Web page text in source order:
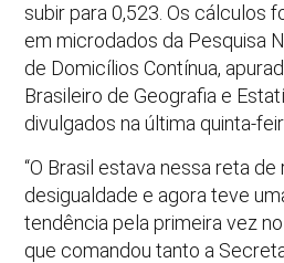
subir para 0,523. Os cálculos
em microdados da Pesquisa
de Domicílios Contínua,
Brasileiro de Geografia e
divulgados na última quinta-
“O Brasil estava nessa reta
desigualdade e agora teve
tendência pela primeira vez
que comandou tanto a